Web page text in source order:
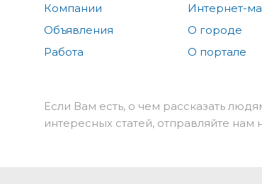
Компании
Объявления
Работа
Интернет-
О городе
О портале
Если Вам есть, о чем рассказать
интересных статей, отправляйте нам